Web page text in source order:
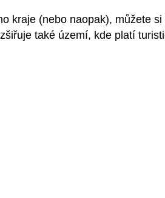
kraje (nebo naopak), můžete
také území, kde platí